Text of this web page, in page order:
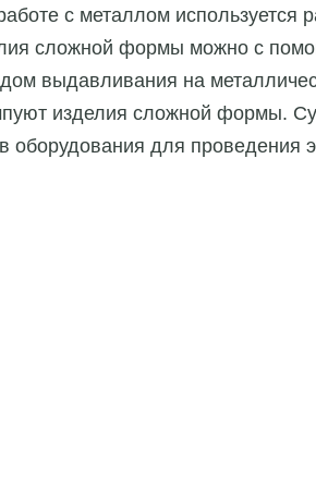
с металлом используется
сложной формы можно с
выдавливания на
изделия сложной формы.
оборудования для проведения